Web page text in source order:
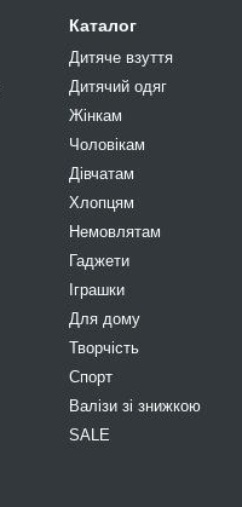
Каталог
Дитяче взуття
Дитячий одяг
Жінкам
Чоловікам
Дівчатам
Хлопцям
Немовлятам
Гаджети
Іграшки
Для дому
Творчість
Спорт
Валізи зі знижкою
SALE